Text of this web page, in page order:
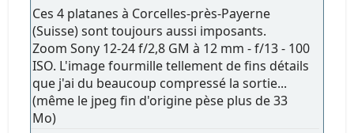
Ces 4 platanes à Corcelles-près-Payerne
(Suisse) sont toujours aussi imposants.
Zoom Sony 12-24 f/2,8 GM à 12 mm - f/13 - 100
ISO. L'image fourmille tellement de fins détails
que j'ai du beaucoup compressé la sortie...
(même le jpeg fin d'origine pèse plus de 33
Mo)